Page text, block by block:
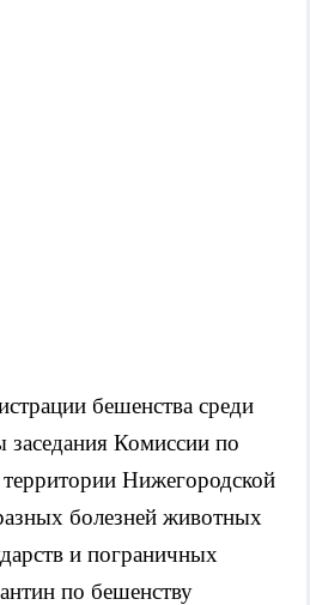
бешенства среди
Комиссии по
Нижегородской
болезней животных
и пограничных
по бешенству